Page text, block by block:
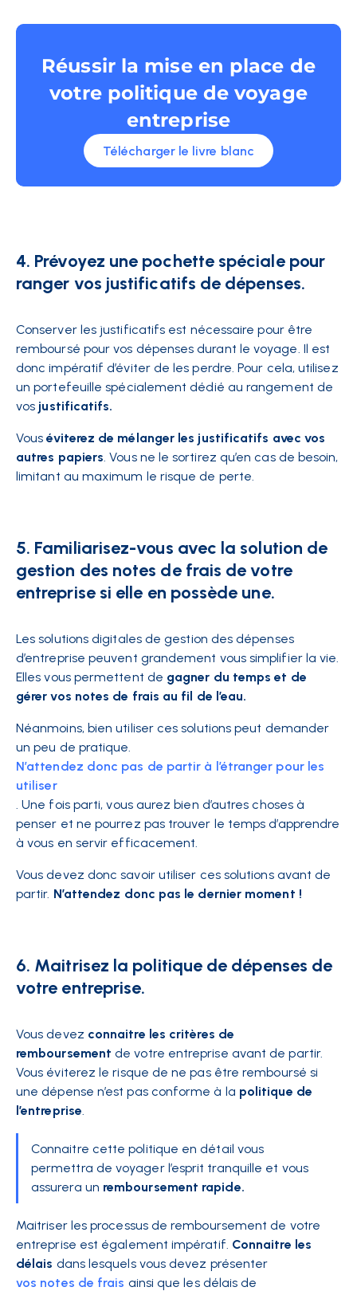
Réussir la mise en place de
votre politique de voyage
entreprise
Télécharger le livre blanc
4. Prévoyez une pochette spéciale pour
ranger vos justificatifs de dépenses.
Conserver les justificatifs est nécessaire pour être
remboursé pour vos dépenses durant le voyage. Il est
donc impératif d’éviter de les perdre. Pour cela, utilisez
un portefeuille spécialement dédié au rangement de
vos justificatifs.
Vous éviterez de mélanger les justificatifs avec vos
autres papiers. Vous ne le sortirez qu’en cas de besoin,
limitant au maximum le risque de perte.
5. Familiarisez-vous avec la solution de
gestion des notes de frais de votre
entreprise si elle en possède une.
Les solutions digitales de gestion des dépenses
d’entreprise peuvent grandement vous simplifier la vie.
Elles vous permettent de gagner du temps et de
gérer vos notes de frais au fil de l’eau.
Néanmoins, bien utiliser ces solutions peut demander
un peu de pratique.
N’attendez donc pas de partir à l’étranger pour les
utiliser
. Une fois parti, vous aurez bien d’autres choses à
penser et ne pourrez pas trouver le temps d’apprendre
à vous en servir efficacement.
Vous devez donc savoir utiliser ces solutions avant de
partir. N’attendez donc pas le dernier moment !
6. Maitrisez la politique de dépenses de
votre entreprise.
Vous devez connaitre les critères de
remboursement de votre entreprise avant de partir.
Vous éviterez le risque de ne pas être remboursé si
une dépense n’est pas conforme à la politique de
l’entreprise.
Connaitre cette politique en détail vous
permettra de voyager l’esprit tranquille et vous
assurera un remboursement rapide.
Maitriser les processus de remboursement de votre
entreprise est également impératif. Connaitre les
délais dans lesquels vous devez présenter
vos notes de frais ainsi que les délais de